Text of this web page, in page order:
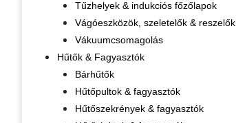
Tűzhelyek & indukciós főzőlapok
Vágóeszközök, szeletelők & reszelők
Vákuumcsomagolás
Hűtők & Fagyasztók
Bárhűtők
Hűtőpultok & fagyasztók
Hűtőszekrények & fagyasztók